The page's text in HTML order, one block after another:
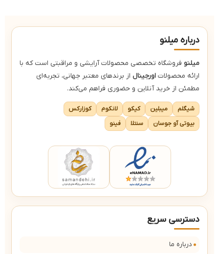
درباره میلنو
میلنو فروشگاه تخصصی محصولات آرایشی و مراقبتی است که با
ارائه محصولات اورجینال از برندهای معتبر جهانی، تجربه‌ای
مطمئن از خرید آنلاین و حضوری فراهم می‌کند.
شیگلم میبلین کیکو لانکوم
کوزارکس
بیوتی آو جوسان
سنتلا فینو
دسترسی سریع
درباره ما